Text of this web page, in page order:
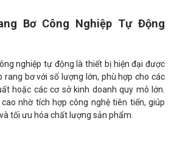
Bơ Công Nghiệp Tự Động
nghiệp tự động là thiết bị hiện đại được
rang bơ với số lượng lớn, phù hợp cho các
hoặc các cơ sở kinh doanh quy mô lớn.
nhờ tích hợp công nghệ tiên tiến, giúp
tối ưu hóa chất lượng sản phẩm.